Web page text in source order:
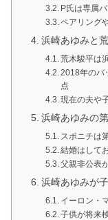
P氏は専属
ペアリング
浜崎あゆみと
荒木駿平は
2018年のバ
点
現在の夫や
浜崎あゆみの
スポニチは
結婚はして
父親非公表
浜崎あゆみが
イーロン・
子供が将来